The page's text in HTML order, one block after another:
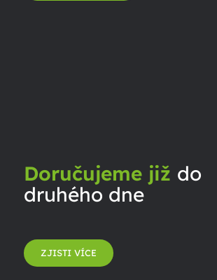
Doručujeme již do
druhého dne
ZJISTI VÍCE